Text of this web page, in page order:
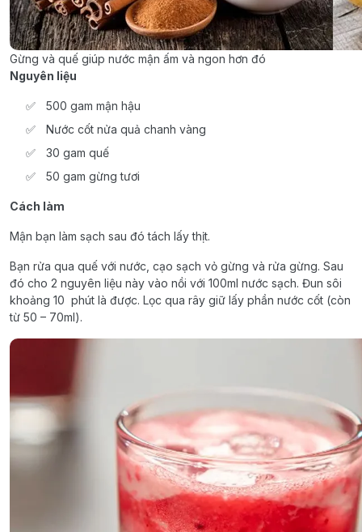
Gừng và quế giúp nước mận ấm và ngon hơn đó
Nguyên liệu
500 gam mận hậu
Nước cốt nửa quả chanh vàng
30 gam quế
50 gam gừng tươi
Cách làm
Mận bạn làm sạch sau đó tách lấy thịt.
Bạn rửa qua quế với nước, cạo sạch vỏ gừng và rửa gừng. Sau
đó cho 2 nguyên liệu này vào nồi với 100ml nước sạch. Đun sôi
khoảng 10 phút là được. Lọc qua rây giữ lấy phần nước cốt (còn
từ 50 – 70ml).